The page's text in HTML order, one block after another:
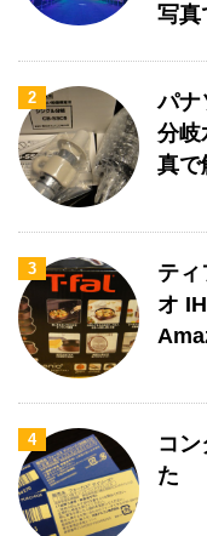
写真
2
パナ
分岐
真で
3
ティ
オ
4
コ
た